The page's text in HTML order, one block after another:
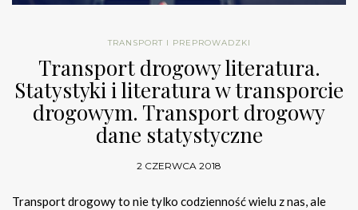
TRANSPORT I PREPROWADZKI
Transport drogowy literatura.
Statystyki i literatura w transporcie
drogowym. Transport drogowy
dane statystyczne
2 CZERWCA 2018
Transport drogowy to nie tylko codzienność wielu z nas, ale